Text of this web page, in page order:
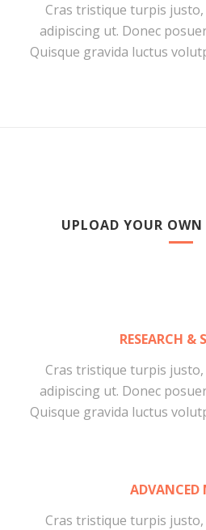
Cras tristique turpis justo,
adipiscing ut. Donec
Quisque gravida luctus
UPLOAD YOUR
RESEARCH &
Cras tristique turpis justo,
adipiscing ut. Donec
Quisque gravida luctus
ADVANCED
Cras tristique turpis justo,